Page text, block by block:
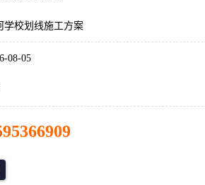
学校划线施工方案
08-05